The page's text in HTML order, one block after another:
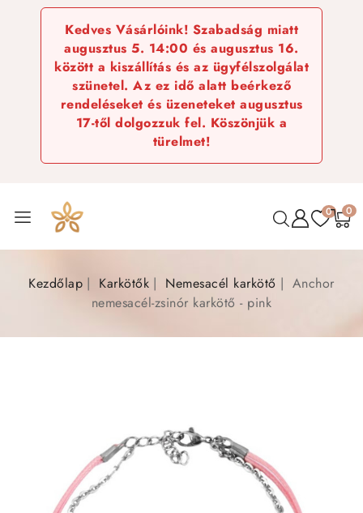
Kedves Vásárlóink! Szabadság miatt
augusztus 5. 14:00 és augusztus 16.
között a kiszállítás és az ügyfélszolgálat
szünetel. Az ez idő alatt beérkező
rendeléseket és üzeneteket augusztus
17-től dolgozzuk fel. Köszönjük a
türelmet!
0 0
Kezdőlap Karkötők Nemesacél karkötő
Anchor
nemesacél-zsinór karkötő - pink